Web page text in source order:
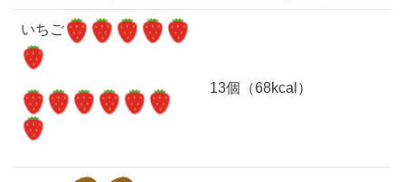
いちご
13個（68kcal）